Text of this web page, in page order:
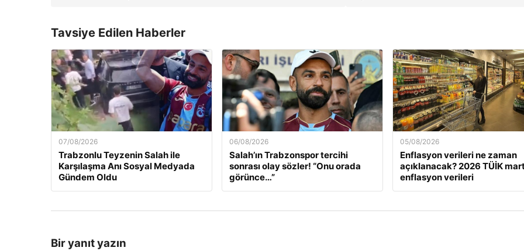
Tavsiye Edilen Haberler
07/08/2026
Trabzonlu Teyzenin Salah ile
Karşılaşma Anı Sosyal Medyada
Gündem Oldu
06/08/2026
Salah’ın Trabzonspor tercihi
sonrası olay sözler! “Onu orada
görünce…”
05/08/2026
Enflasyon verileri ne zaman
açıklanacak? 2026 TÜİK
enflasyon verileri
Bir yanıt yazın